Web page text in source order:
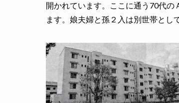
開かれています。ここに通う70代
ます。娘夫婦と孫２入は別世帯とし